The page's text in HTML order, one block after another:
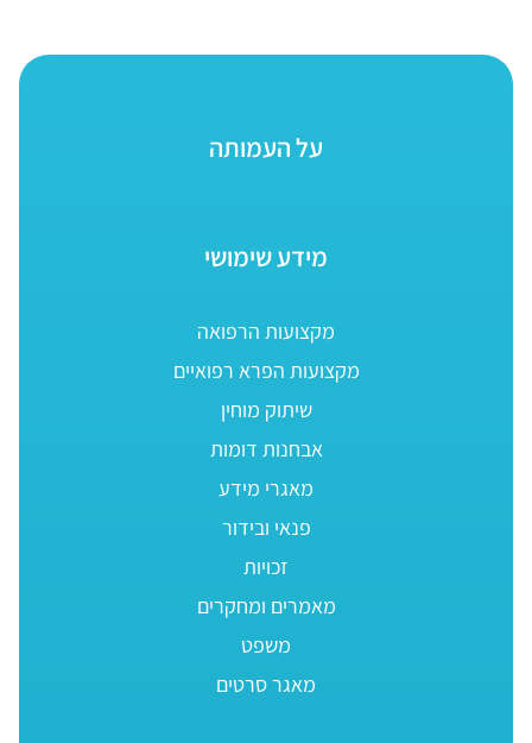
על העמותה
מידע שימושי
מקצועות הרפואה
מקצועות הפרא רפואיים
שיתוק מוחין
אבחנות דומות
מאגרי מידע
פנאי ובידור
זכויות
מאמרים ומחקרים
משפט
מאגר סרטים